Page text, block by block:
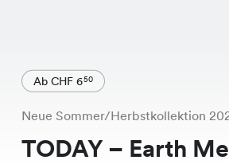
Ab CHF 650
Neue Sommer/Herbstkollektion
TODAY – Earth